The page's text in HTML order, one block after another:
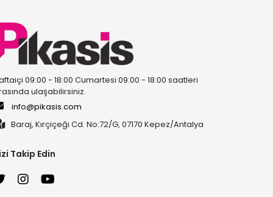
09:00 - 18:00 Cumartesi 09:00 - 18:00 saatleri
ulaşabilirsiniz.
info@pikasis.com
Baraj, Kırçiçeği Cd. No:72/G, 07170 Kepez/Antalya
Takip Edin